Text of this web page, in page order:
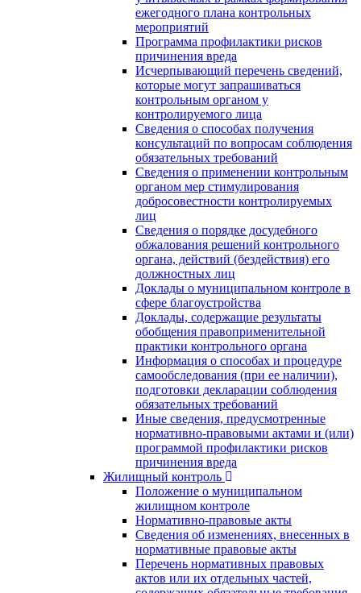
ежегодного плана контрольных
мероприятий
Программа профилактики рисков
причинения вреда
Исчерпывающий перечень сведений,
которые могут запрашиваться
контрольным органом у
контролируемого лица
Сведения о способах получения
консультаций по вопросам соблюдения
обязательных требований
Сведения о применении контрольным
органом мер стимулирования
добросовестности контролируемых
лиц
Сведения о порядке досудебного
обжалования решений контрольного
органа, действий (бездействия) его
должностных лиц
Доклады о муниципальном контроле в
сфере благоустройства
Доклады, содержащие результаты
обобщения правоприменительной
практики контрольного органа
Информация о способах и процедуре
самообследования (при ее наличии),
подготовки декларации соблюдения
обязательных требований
Иные сведения, предусмотренные
нормативно-правовыми актами и (или)
программой профилактики рисков
причинения вреда
Жилищный контроль
Положение о муниципальном
жилищном контроле
Нормативно-правовые акты
Сведения об изменениях, внесенных в
нормативные правовые акты
Перечень нормативных правовых
актов или их отдельных частей,